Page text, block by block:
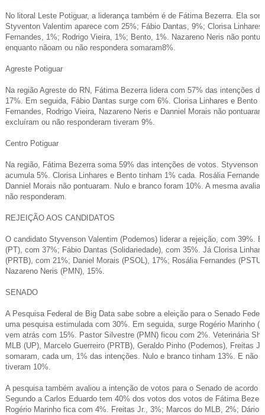
No litoral Leste Potiguar, a liderança também é de Fátima Bezerra. Ela
Styventon Valentim aparece com 25%; Fábio Dantas, 9%; Clorisa
Fernandes, 1%; Rodrigo Vieira, 1%; Bento, 1%. Nazareno Neris não
enquanto nãoam ou não respondera somaram8%.
Agreste Potiguar
Na região Agreste do RN, Fátima Bezerra lidera com 57% das intenções
17%. Em seguida, Fábio Dantas surge com 6%. Clorisa Linhares e Bento
Fernandes, Rodrigo Vieira, Nazareno Neris e Danniel Morais não
excluíram ou não responderam tiveram 9%.
Centro Potiguar
Na região, Fátima Bezerra soma 59% das intenções de votos. Styvenson
acumula 5%. Clorisa Linhares e Bento tinham 1% cada. Rosália
Danniel Morais não pontuaram. Nulo e branco foram 10%. A mesma
não responderam.
REJEIÇÃO AOS CANDIDATOS
O candidato Styvenson Valentim (Podemos) liderar a rejeição, com 39%.
(PT), com 37%; Fábio Dantas (Solidariedade), com 35%. Já Clorisa
(PRTB), com 21%; Daniel Morais (PSOL), 17%; Rosália Fernandes
Nazareno Neris (PMN), 15%.
SENADO
A Pesquisa Federal de Big Data sabe sobre a eleição para o Senado
uma pesquisa estimulada com 30%. Em seguida, surge Rogério Marinho
vem atrás com 15%. Pastor Silvestre (PMN) ficou com 2%. Veterinária
MLB (UP), Marcelo Guerreiro (PRTB), Geraldo Pinho (Podemos), Freitas
somaram, cada um, 1% das intenções. Nulo e branco tinham 13%. E não
tiveram 10%.
A pesquisa também avaliou a intenção de votos para o Senado de acordo
Segundo a Carlos Eduardo tem 40% dos votos dos votos de Fátima
Rogério Marinho fica com 4%. Freitas Jr., 3%; Marcos do MLB, 2%; Dário